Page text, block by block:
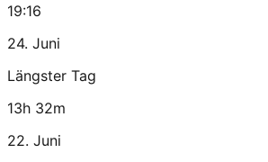
19:16
24. Juni
Längster Tag
13h 32m
22. Juni